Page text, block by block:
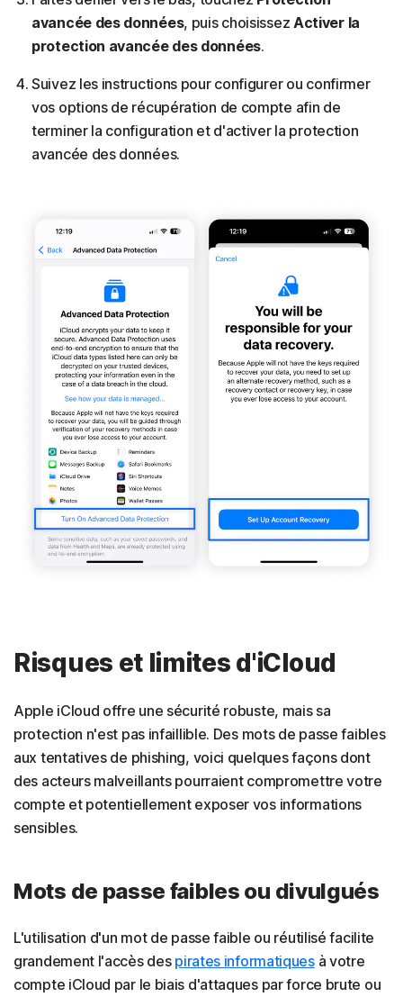
avancée des données, puis choisissez Activer la
protection avancée des données.
Suivez les instructions pour configurer ou confirmer
vos options de récupération de compte afin de
terminer la configuration et d'activer la protection
avancée des données.
Risques et limites d'iCloud
Apple iCloud offre une sécurité robuste, mais sa
protection n'est pas infaillible. Des mots de passe faibles
aux tentatives de phishing, voici quelques façons dont
des acteurs malveillants pourraient compromettre votre
compte et potentiellement exposer vos informations
sensibles.
Mots de passe faibles ou divulgués
L'utilisation d'un mot de passe faible ou réutilisé facilite
grandement l'accès des pirates informatiquesà votre
compte iCloud par le biais d'attaques par force brute ou